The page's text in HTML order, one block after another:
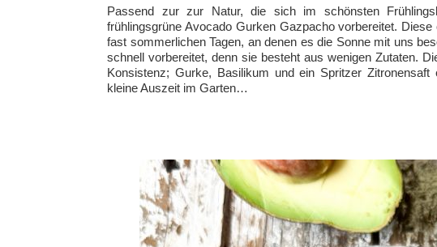
Passend zur zur Natur, die sich im schönsten
frühlingsgrüne Avocado Gurken Gazpacho vorbereitet.
fast sommerlichen Tagen, an denen es die Sonne mit uns
schnell vorbereitet, denn sie besteht aus wenigen Zutaten.
Konsistenz; Gurke, Basilikum und ein Spritzer
kleine Auszeit im Garten…